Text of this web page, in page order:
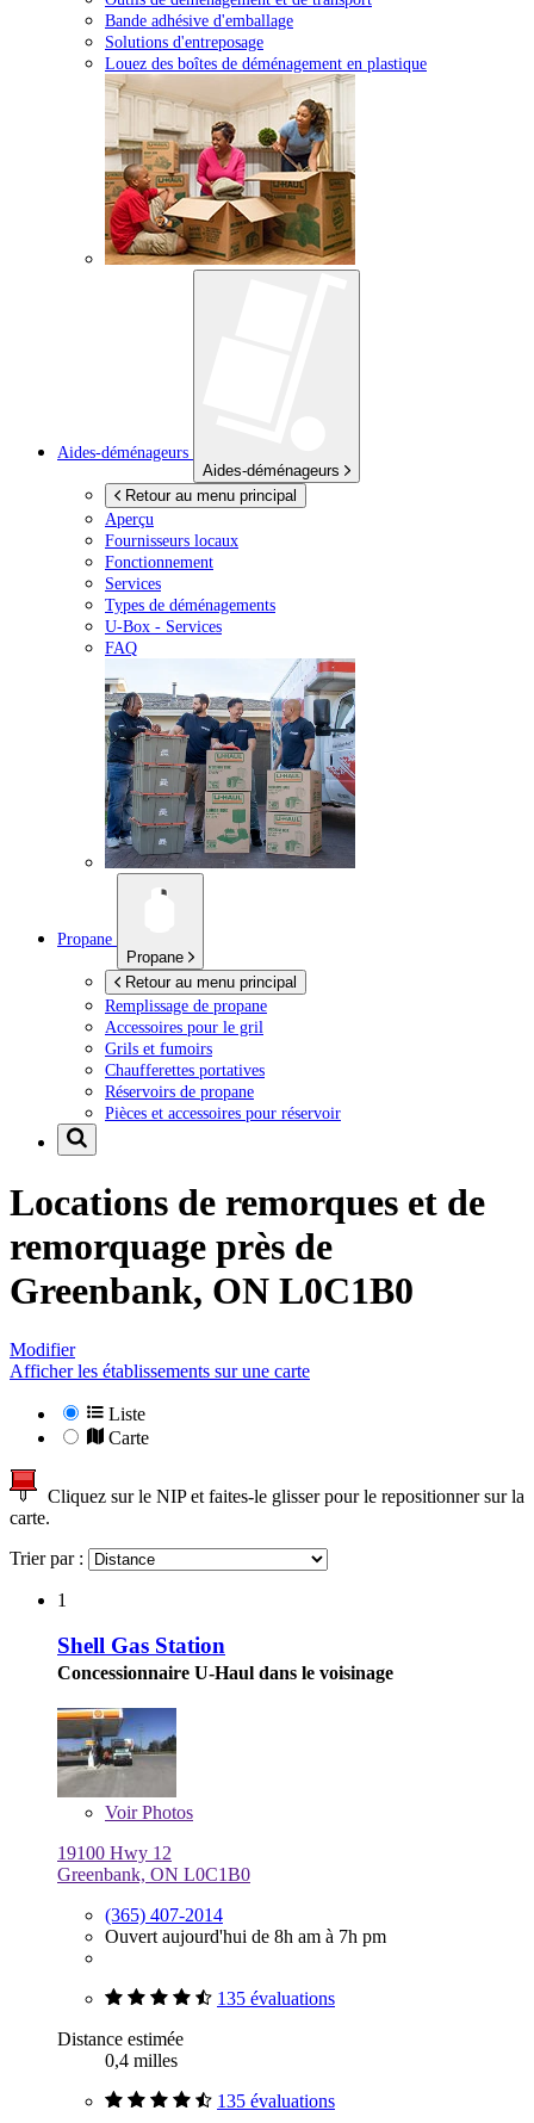
Bande adhésive d'emballage
Solutions d'entreposage
Louez des boîtes de déménagement en plastique
Aides-déménageurs
Aides-déménageurs
Retour au menu principal
Aperçu
Fournisseurs locaux
Fonctionnement
Services
Types de déménagements
U-Box - Services
FAQ
Propane
Propane
Retour au menu principal
Remplissage de propane
Accessoires pour le gril
Grils et fumoirs
Chaufferettes portatives
Réservoirs de propane
Pièces et accessoires pour réservoir
Locations de remorques et de
remorquage près de
Greenbank, ON L0C1B0
Modifier
Afficher les établissements sur une carte
Liste
Carte
Cliquez sur le NIP et faites-le glisser pour le repositionner sur la
carte.
Trier par :
1
Shell Gas Station
Concessionnaire U-Haul dans le voisinage
VoirPhotos
19100 Hwy 12
Greenbank, ON L0C1B0
(365) 407-2014
Ouvert aujourd'hui de 8h am à 7h pm
135 évaluations
Distance estimée
0,4 milles
135 évaluations